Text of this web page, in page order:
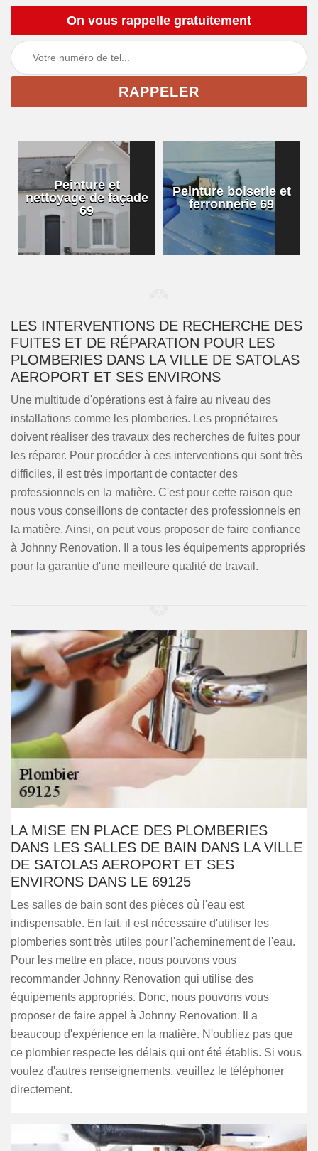
On vous rappelle gratuitement
Peinture et
nettoyage de façade
69
Peinture boiserie et
ferronnerie 69
LES INTERVENTIONS DE RECHERCHE DES
FUITES ET DE RÉPARATION POUR LES
PLOMBERIES DANS LA VILLE DE SATOLAS
AEROPORT ET SES ENVIRONS
Une multitude d'opérations est à faire au niveau des
installations comme les plomberies. Les propriétaires
doivent réaliser des travaux des recherches de fuites pour
les réparer. Pour procéder à ces interventions qui sont très
difficiles, il est très important de contacter des
professionnels en la matière. C'est pour cette raison que
nous vous conseillons de contacter des professionnels en
la matière. Ainsi, on peut vous proposer de faire confiance
à Johnny Renovation. Il a tous les équipements appropriés
pour la garantie d'une meilleure qualité de travail.
LA MISE EN PLACE DES PLOMBERIES
DANS LES SALLES DE BAIN DANS LA VILLE
DE SATOLAS AEROPORT ET SES
ENVIRONS DANS LE 69125
Les salles de bain sont des pièces où l'eau est
indispensable. En fait, il est nécessaire d'utiliser les
plomberies sont très utiles pour l'acheminement de l'eau.
Pour les mettre en place, nous pouvons vous
recommander Johnny Renovation qui utilise des
équipements appropriés. Donc, nous pouvons vous
proposer de faire appel à Johnny Renovation. Il a
beaucoup d'expérience en la matière. N'oubliez pas que
ce plombier respecte les délais qui ont été établis. Si vous
voulez d'autres renseignements, veuillez le téléphoner
directement.